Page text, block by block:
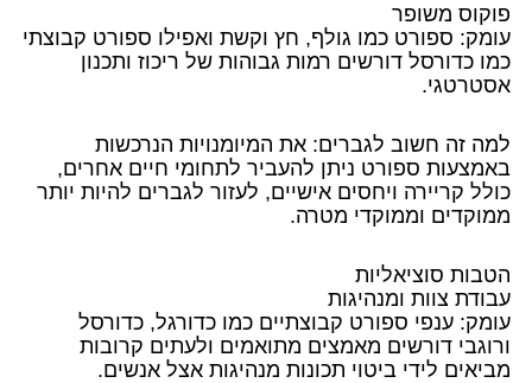
פוקוס משופר
עומק: ספורט כמו גולף, חץ וקשת ואפילו ספורט קבוצתי
כמו כדורסל דורשים רמות גבוהות של ריכוז ותכנון
אסטרטגי.
למה זה חשוב לגברים: את המיומנויות הנרכשות
באמצעות ספורט ניתן להעביר לתחומי חיים אחרים,
כולל קריירה ויחסים אישיים, לעזור לגברים להיות יותר
ממוקדים וממוקדי מטרה.
הטבות סוציאליות
עבודת צוות ומנהיגות
עומק: ענפי ספורט קבוצתיים כמו כדורגל, כדורסל
ורוגבי דורשים מאמצים מתואמים ולעתים קרובות
מביאים לידי ביטוי תכונות מנהיגות אצל אנשים.